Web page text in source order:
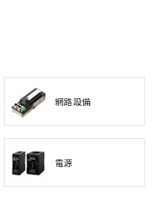
網路設備
電源